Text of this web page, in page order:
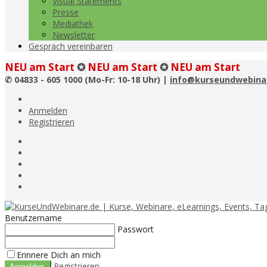
Presse
Mediathek
Newsletter
Gespräch vereinbaren
NEU am Start ✪ NEU am Start ✪ NEU am Start
✆ 04833 - 605 1000 (Mo-Fr: 10-18 Uhr) |
Anmelden
Registrieren
Benutzername
Passwort
Erinnere Dich an mich